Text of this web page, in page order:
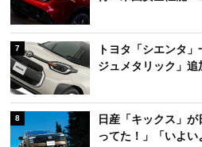
7
トヨタ「シエンタ
ジュメタリック」
8
日産「キックス」
ってた！」「いよ